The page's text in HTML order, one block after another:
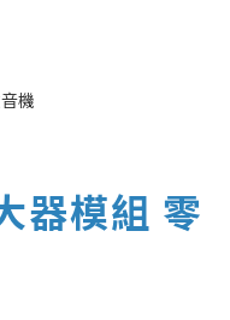
機
器模組 零